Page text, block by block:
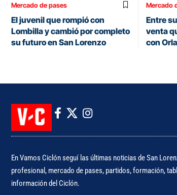
Mercado de pases
El juvenil que rompió con
Lombilla y cambió por completo
su futuro en San Lorenzo
Mercado
Entre
venta
con
En Vamos Ciclón seguí las últimas noticias de San
profesional, mercado de pases, partidos, formación,
información del Ciclón.